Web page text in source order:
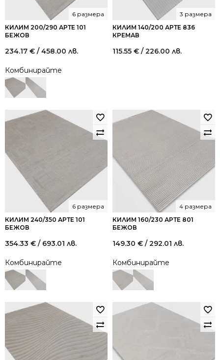
КИЛИМ 200/290 АРТЕ 101
БЕЖОВ
6 размера
234.17 € / 458.00 лв.
Комбинирайте
КИЛИМ 140/200 АРТЕ 836
КРЕМАВ
3 размера
115.55 € / 226.00 лв.
КИЛИМ 240/350 АРТЕ 101
БЕЖОВ
6 размера
354.33 € / 693.01 лв.
Комбинирайте
КИЛИМ 160/230 АРТЕ 801
БЕЖОВ
4 размера
149.30 € / 292.01 лв.
Комбинирайте